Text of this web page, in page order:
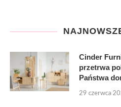
Cinder
przetrwa
Państwa
29 czerwca